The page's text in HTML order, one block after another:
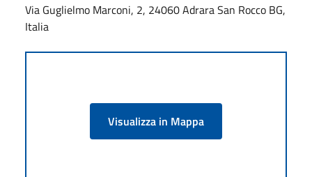
Via Guglielmo Marconi, 2, 24060 Adrara San Rocco BG,
Italia
Visualizza in Mappa